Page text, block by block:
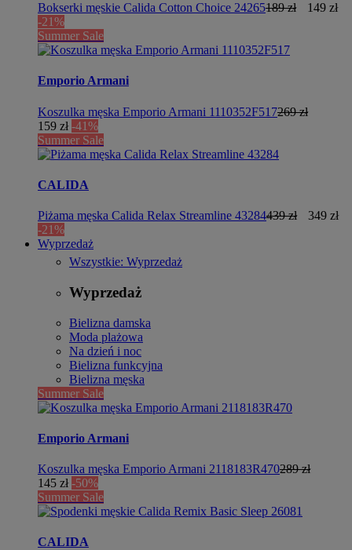
Bokserki męskie Calida Cotton Choice 24265189 zł
149 zł
-21%
Summer Sale
Emporio Armani
Koszulka męska Emporio Armani 1110352F517269 zł
159 zł -41%
Summer Sale
CALIDA
Piżama męska Calida Relax Streamline 43284439 zł
349 zł
-21%
Wyprzedaż
Wszystkie: Wyprzedaż
Wyprzedaż
Bielizna damska
Moda plażowa
Na dzień i noc
Bielizna funkcyjna
Bielizna męska
Summer Sale
Emporio Armani
Koszulka męska Emporio Armani 2118183R470289 zł
145 zł -50%
Summer Sale
CALIDA